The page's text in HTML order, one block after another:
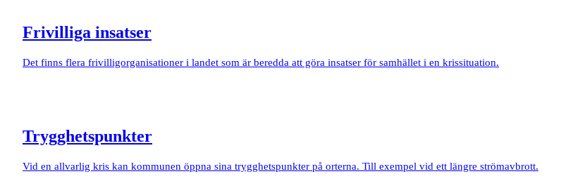
Frivilliga insatser
Det finns flera frivilligorganisationer i landet som är beredda att göra insatser för samhället i en krissituation.
Trygghetspunkter
Vid en allvarlig kris kan kommunen öppna sina trygghetspunkter på orterna. Till exempel vid ett längre strömavbrott.